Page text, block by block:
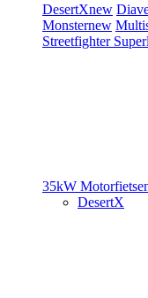
DesertXnew
Monsternew
Streetfighter
35kW
DesertX